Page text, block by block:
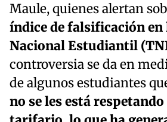
Maule, quienes alertan
índice de falsificación en
Nacional Estudiantil
controversia se da en
de algunos estudiantes
no se les está